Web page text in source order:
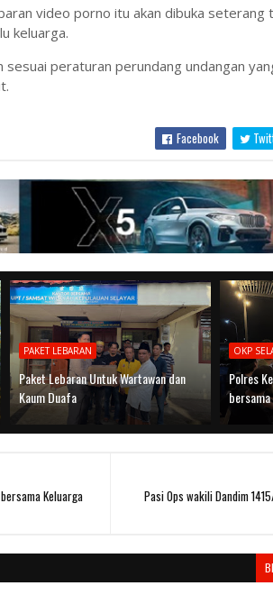
video porno itu akan dibuka seterang
keluarga.
sesuai peraturan perundang undangan
Facebook
PAKET LEBARAN
Paket Lebaran Untuk Wartawan dan
Kaum Duafa
OKP
Polres
bersama
Pasi Ops wakili Dandim
Keluarga